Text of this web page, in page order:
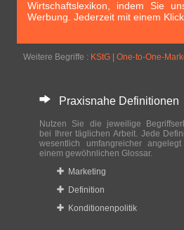
Wirtschaftslexikon, indem Sie
Werbung. Jederzeit mit einem
Weitere Begriffe : KStG One-to-One-
Praxisnahe Definitionen
Nutzen Sie die jeweilige
bei Ihrer täglichen Arbeit. Jede
wesentlich umfangreicher
einem gewöhnlichen Glossar.
Marketing
Definition
Konditionenpolitik